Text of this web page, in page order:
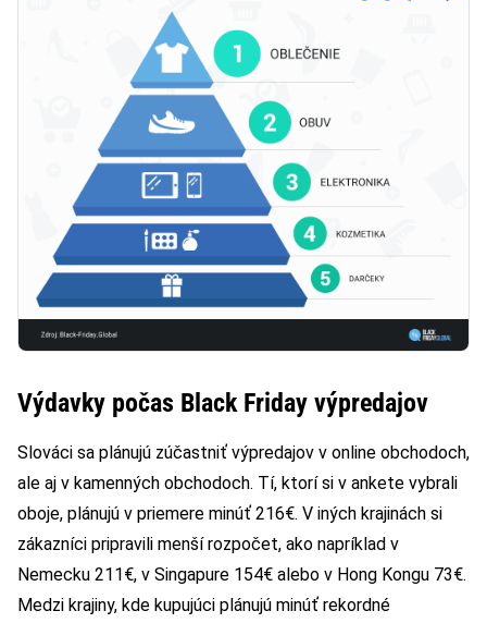
Výdavky počas Black Friday výpredajov
Slováci sa plánujú zúčastniť výpredajov v online obchodoch,
ale aj v kamenných obchodoch. Tí, ktorí si v ankete vybrali
oboje, plánujú v priemere minúť 216€. V iných krajinách si
zákazníci pripravili menší rozpočet, ako napríklad v
Nemecku 211€, v Singapure 154€ alebo v Hong Kongu 73€.
Medzi krajiny, kde kupujúci plánujú minúť rekordné